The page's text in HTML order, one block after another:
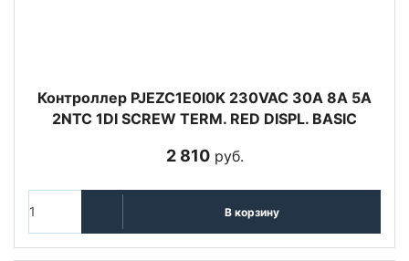
Контроллер PJEZC1E0I0K 230VAC 30A 8A 5A
2NTC 1DI SCREW TERM. RED DISPL. BASIC
2 810руб.
В корзину